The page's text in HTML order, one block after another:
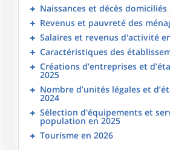
Naissances et décès domiciliés
Revenus et pauvreté des
Salaires et revenus d'activité
Caractéristiques des
Créations d’entreprises et
2025
Nombre d’unités légales et
2024
Sélection d'équipements et
population en 2025
Tourisme en 2026